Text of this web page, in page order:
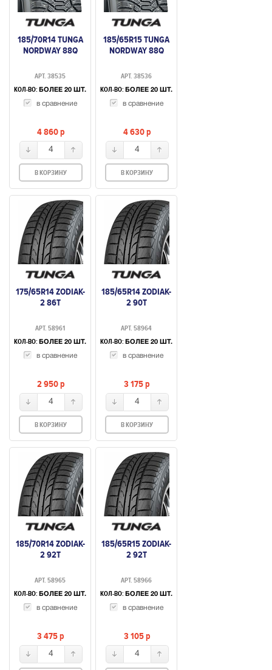
185/70R14 TUNGA
NORDWAY 88Q
АРТ. 38535
КОЛ-ВО: БОЛЕЕ 20 ШТ.
в сравнение
4 860p
4
В КОРЗИНУ
185/65R15 TUNGA
NORDWAY 88Q
АРТ. 38536
КОЛ-ВО: БОЛЕЕ 20 ШТ.
в сравнение
4 630p
4
В КОРЗИНУ
175/65R14 ZODIAK-
2 86T
АРТ. 58961
КОЛ-ВО: БОЛЕЕ 20 ШТ.
в сравнение
2 950p
4
В КОРЗИНУ
185/65R14 ZODIAK-
2 90T
АРТ. 58964
КОЛ-ВО: БОЛЕЕ 20 ШТ.
в сравнение
3 175p
4
В КОРЗИНУ
185/70R14 ZODIAK-
2 92T
АРТ. 58965
КОЛ-ВО: БОЛЕЕ 20 ШТ.
в сравнение
3 475p
4
185/65R15 ZODIAK-
2 92T
АРТ. 58966
КОЛ-ВО: БОЛЕЕ 20 ШТ.
в сравнение
3 105p
4